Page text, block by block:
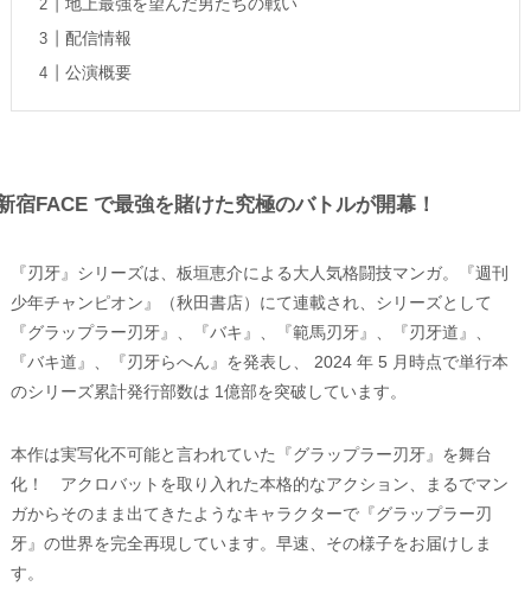
配信情報
公演概要
宿FACE で最強を賭けた究極のバトルが開幕！
『刃牙』シリーズは、板垣恵介による大人気格闘技マンガ。『週刊
少年チャンピオン』（秋田書店）にて連載され、シリーズとして
『グラップラー刃牙』、『バキ』、『範馬刃牙』、『刃牙道』、
『バキ道』、『刃牙らへん』を発表し、 2024 年 5 月時点で単行本
のシリーズ累計発行部数は 1億部を突破しています。
本作は実写化不可能と言われていた『グラップラー刃牙』を舞台
化！ アクロバットを取り入れた本格的なアクション、まるでマン
ガからそのまま出てきたようなキャラクターで『グラップラー刃
牙』の世界を完全再現しています。早速、その様子をお届けしま
す。